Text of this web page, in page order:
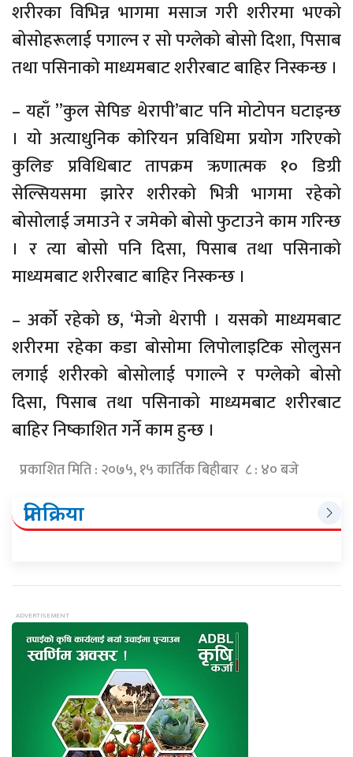
शरीरका विभिन्न भागमा मसाज गरी शरीरमा भएको
बोसोहरूलाई पगाल्न र सो पग्लेको बोसो दिशा, पिसाब
तथा पसिनाको माध्यमबाट शरीरबाट बाहिर निस्कन्छ ।
– यहाँ ”कुल सेपिङ थेरापी’बाट पनि मोटोपन घटाइन्छ
। यो अत्याधुनिक कोरियन प्रविधिमा प्रयोग गरिएको
कुलिङ प्रविधिबाट तापक्रम ऋणात्मक १० डिग्री
सेल्सियसमा झारेर शरीरको भित्री भागमा रहेको
बोसोलाई जमाउने र जमेको बोसो फुटाउने काम गरिन्छ
। र त्या बोसो पनि दिसा, पिसाब तथा पसिनाको
माध्यमबाट शरीरबाट बाहिर निस्कन्छ ।
– अर्को रहेको छ, ‘मेजो थेरापी । यसको माध्यमबाट
शरीरमा रहेका कडा बोसोमा लिपोलाइटिक सोलुसन
लगाई शरीरको बोसोलाई पगाल्ने र पग्लेको बोसो
दिसा, पिसाब तथा पसिनाको माध्यमबाट शरीरबाट
बाहिर निष्काशित गर्ने काम हुन्छ ।
प्रकाशित मिति : २०७५, १५ कार्तिक बिहीबार ८ : ४० बजे
प्रतिक्रिया